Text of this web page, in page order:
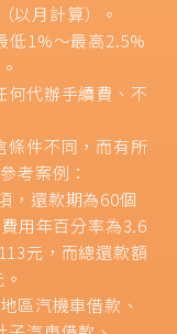
以月計算）。
低1%～最高2.5%
何代辦手續費、不
條件不同，而有所
考案例：
，還款期為60個
用年百分率為3.6
元，而總還款額
區汽機車借款、